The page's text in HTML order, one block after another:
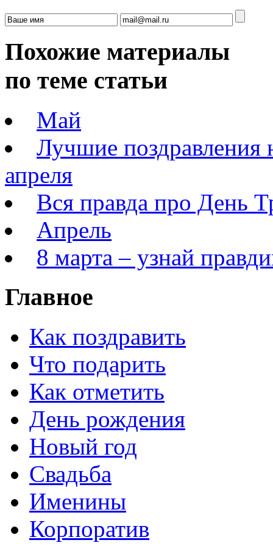
Похожие материалы
по теме статьи
Май
Лучшие
апреля
Вся правда про День
Апрель
8 марта – узнай
Главное
Как поздравить
Что подарить
Как отметить
День рождения
Новый год
Свадьба
Именины
Корпоратив